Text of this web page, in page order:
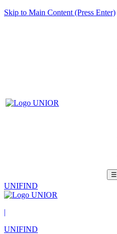
Skip to Main Content (Press Enter)
☰
UNIFIND
|
UNIFIND